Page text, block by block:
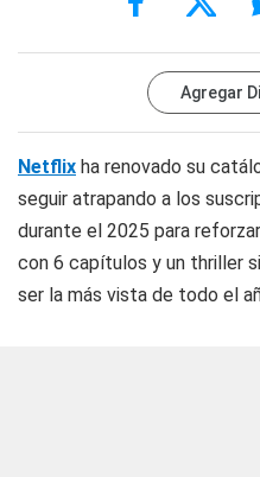
Agregar
Netflix ha renovado su
seguir atrapando a los
durante el 2025 para
con 6 capítulos y un thriller
ser la más vista de todo el